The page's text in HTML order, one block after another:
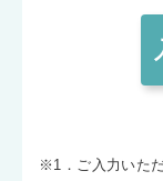
※1．ご入力いた